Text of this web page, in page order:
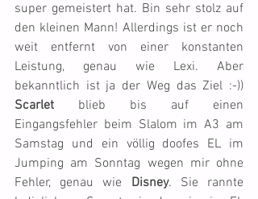
super gemeistert hat. Bin sehr stolz auf
den kleinen Mann! Allerdings ist er noch
weit entfernt von einer konstanten
Leistung, genau wie Lexi. Aber
Scarlet blieb bis auf einen
Eingangsfehler beim Slalom im A3 am
Samstag und ein völlig doofes EL im
Jumping am Sonntag wegen mir ohne
Fehler, genau wie Disney. Sie rannte